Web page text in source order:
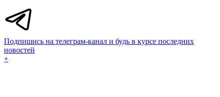
Подпишись на телеграм-канал и будь в курсе последних
новостей
+